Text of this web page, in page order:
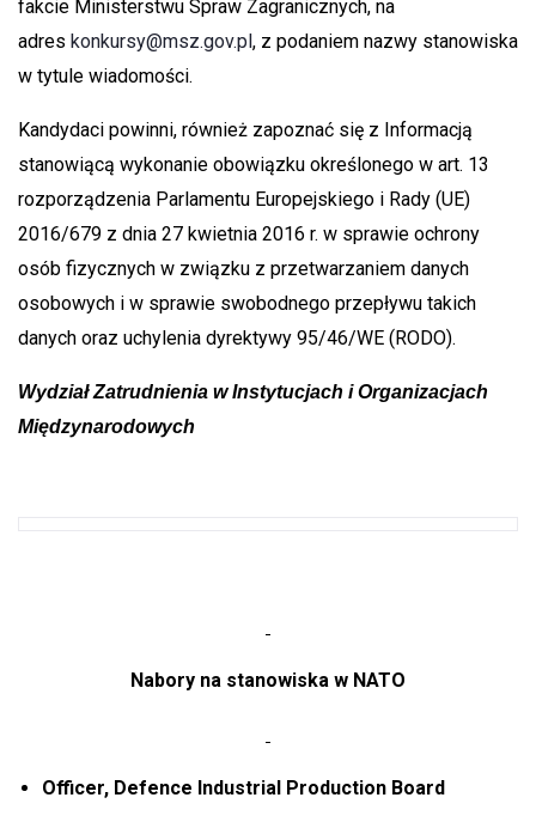
fakcie Ministerstwu Spraw Zagranicznych, na
adres konkursy@msz.gov.pl, z podaniem nazwy stanowiska
w tytule wiadomości.
Kandydaci powinni, również zapoznać się z Informacją
stanowiącą wykonanie obowiązku określonego w art. 13
rozporządzenia Parlamentu Europejskiego i Rady (UE)
2016/679 z dnia 27 kwietnia 2016 r. w sprawie ochrony
osób fizycznych w związku z przetwarzaniem danych
osobowych i w sprawie swobodnego przepływu takich
danych oraz uchylenia dyrektywy 95/46/WE (RODO).
Wydział Zatrudnienia w Instytucjach i Organizacjach
Międzynarodowych
Nabory na stanowiska w NATO
Officer, Defence Industrial Production Board